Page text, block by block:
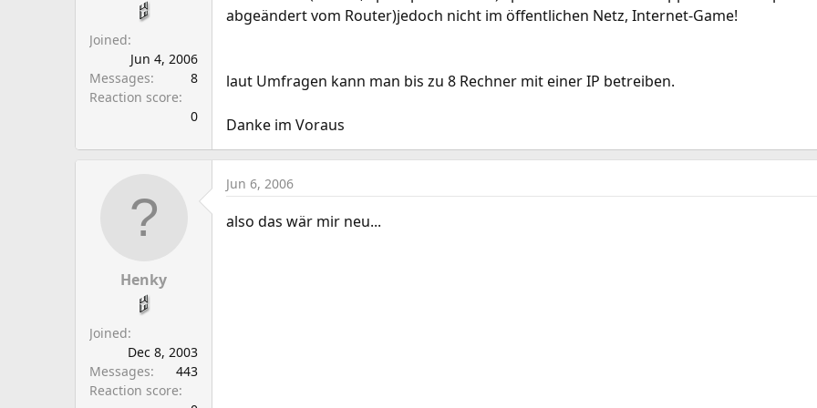
t
r
Joined
Jun 4, 2006
Messages
8
Reaction score
0
abgeändert vom Router)jedoch nicht im öffentlichen Netz, Internet-Game!
laut Umfragen kann man bis zu 8 Rechner mit einer IP betreiben.
Danke im Voraus
Henky
Joined
Dec 8, 2003
Messages
443
Reaction score
Jun 6, 2006
also das wär mir neu...